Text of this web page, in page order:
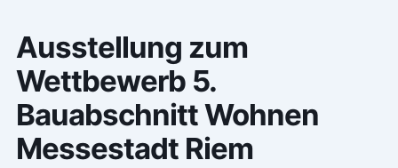
Ausstellung zum
Wettbewerb 5.
Bauabschnitt Wohnen
Messestadt Riem